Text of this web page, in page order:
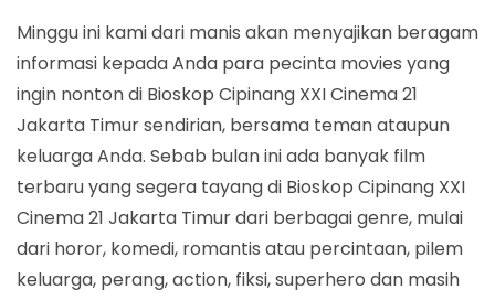
Minggu ini kami dari manis akan menyajikan beragam
informasi kepada Anda para pecinta movies yang
ingin nonton di Bioskop Cipinang XXI Cinema 21
Jakarta Timur sendirian, bersama teman ataupun
keluarga Anda. Sebab bulan ini ada banyak film
terbaru yang segera tayang di Bioskop Cipinang XXI
Cinema 21 Jakarta Timur dari berbagai genre, mulai
dari horor, komedi, romantis atau percintaan, pilem
keluarga, perang, action, fiksi, superhero dan masih